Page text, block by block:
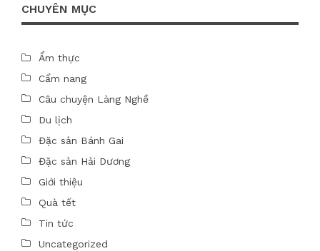
CHUYÊN MỤC
Ẩm thực
Cẩm nang
Câu chuyện Làng Nghề
Du lịch
Đặc sản Bánh Gai
Đặc sản Hải Dương
Giới thiệu
Quà tết
Tin tức
Uncategorized